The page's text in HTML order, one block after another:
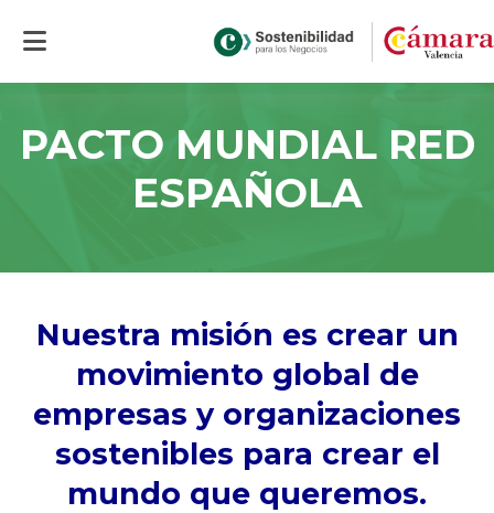
PACTO MUNDIAL RED
ESPAÑOLA
Nuestra misión es crear un
movimiento global de
empresas y organizaciones
sostenibles para crear el
mundo que queremos.